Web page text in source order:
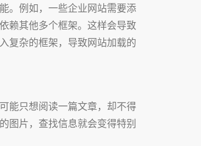
。例如，一些企业网站需要添
赖其他多个框架。这样会导致
复杂的框架，导致网站加载的
能只想阅读一篇文章，却不得
图片，查找信息就会变得特别